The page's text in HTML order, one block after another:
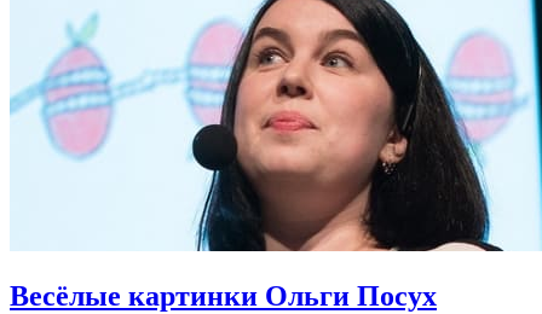
Весёлые картинки Ольги Посух